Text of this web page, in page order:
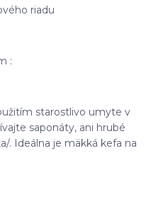
riadu
:
starostlivo umyte v
saponáty, ani hrubé
. Ideálna je mäkká kefa na